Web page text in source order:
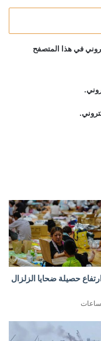
في هذا المتصفح
ارتفاع حصيلة ضحايا الزلزال